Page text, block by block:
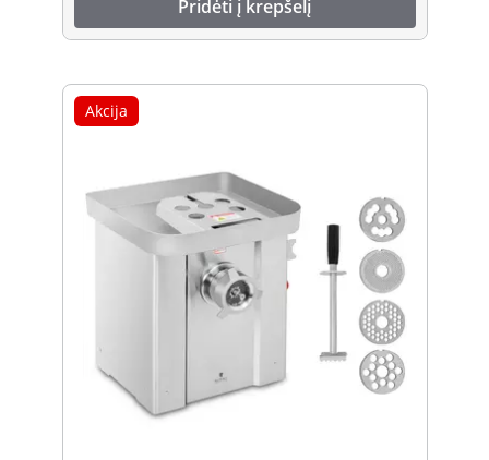
Pridėti į krepšelį
Akcija